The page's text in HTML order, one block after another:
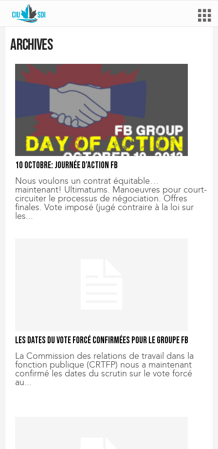
Archives
10 octobre: journée d’action FB
Nous voulons un contrat équitable…
maintenant! Ultimatums. Manoeuvres pour court-
circuiter le processus de négociation. Offres
finales. Vote imposé (jugé contraire à la loi sur
les...
Les dates du vote forcé confirmées pour le groupe FB
La Commission des relations de travail dans la
fonction publique (CRTFP) nous a maintenant
confirmé les dates du scrutin sur le vote forcé
au...